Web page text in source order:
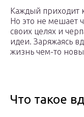
Каждый приходит
Но это не мешает
своих целях и
идеи. Заряжаясь
жизнь чем-то
Что такое